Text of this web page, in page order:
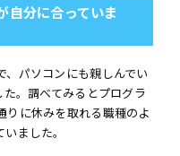
自分に合っていま
パソコンにも親しんでい
。調べてみるとプログラ
りに休みを取れる職種のよ
ました。